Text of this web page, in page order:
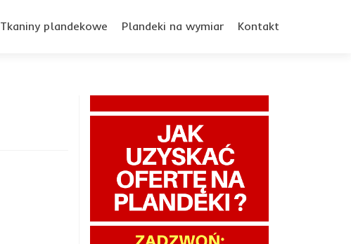
Tkaniny plandekowe Plandeki na wymiar Kontakt